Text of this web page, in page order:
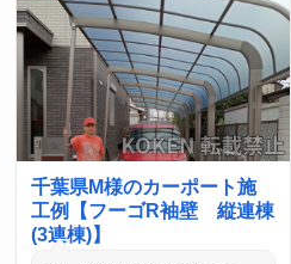
千葉県M様のカーポート施
工例【フーゴR袖壁 縦連棟
(3連棟)】